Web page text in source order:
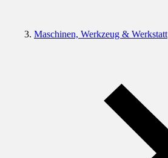
Maschinen, Werkzeug & Werkstatt